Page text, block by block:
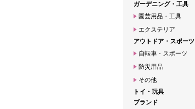
ガーデニング・工具
園芸用品・工具
エクステリア
アウトドア・スポーツ
自転車・スポーツ
防災用品
その他
トイ・玩具
ブランド